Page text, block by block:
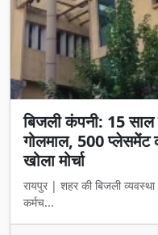
बिजली कंपनी: 15
गोलमाल, 500 प्लेसमेंट
खोला मोर्चा
रायपुर | शहर की बिजली
कर्मच...